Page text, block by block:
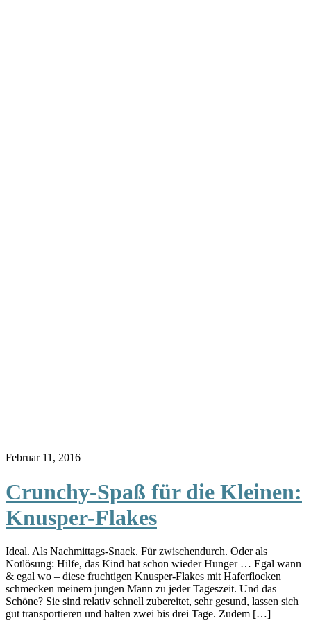
Februar 11, 2016
Crunchy-Spaß für die Kleinen:
Knusper-Flakes
Ideal. Als Nachmittags-Snack. Für zwischendurch. Oder als
Notlösung: Hilfe, das Kind hat schon wieder Hunger … Egal wann
& egal wo – diese fruchtigen Knusper-Flakes mit Haferflocken
schmecken meinem jungen Mann zu jeder Tageszeit. Und das
Schöne? Sie sind relativ schnell zubereitet, sehr gesund, lassen sich
gut transportieren und halten zwei bis drei Tage. Zudem […]